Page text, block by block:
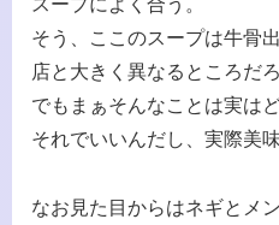
スープによく合う。
そう、ここのスープは牛骨
店と大きく異なるところだろ
でもまぁそんなことは実は
それでいいんだし、実際美味
なお見た目からはネギとメ